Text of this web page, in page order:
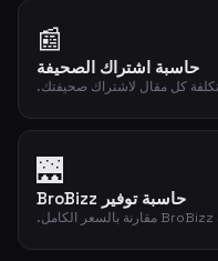
📰
حاسبة اشتراك الصحيفة
كل مقال لاشتراك صحيفتك.
🌉
حاسبة توفير BroBizz